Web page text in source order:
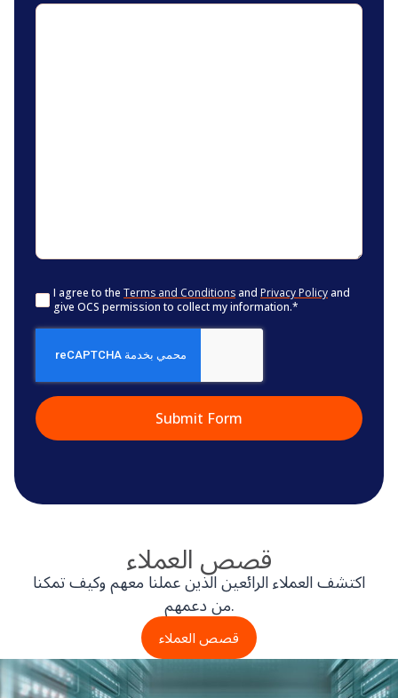
Consent*
I agree to the Terms and Conditions and Privacy Policy and
give OCS permission to collect my information.*
قصص العملاء
اكتشف العملاء الرائعين الذين عملنا معهم وكيف تمكنا
من دعمهم.
قصص العملاء